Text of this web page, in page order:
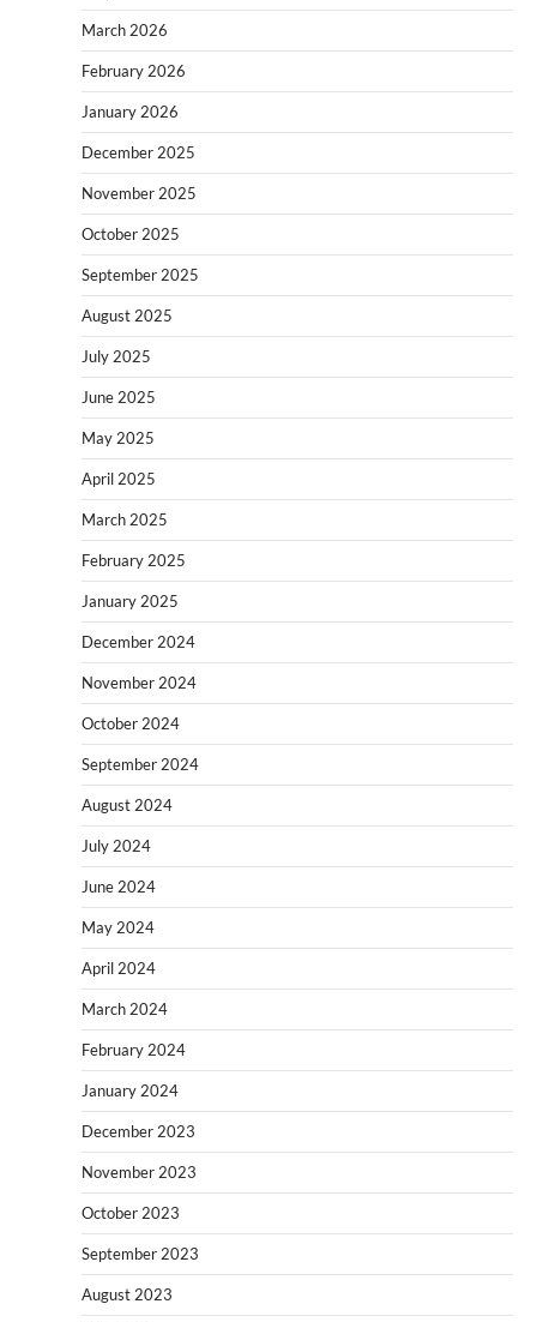
March 2026
February 2026
January 2026
December 2025
November 2025
October 2025
September 2025
August 2025
July 2025
June 2025
May 2025
April 2025
March 2025
February 2025
January 2025
December 2024
November 2024
October 2024
September 2024
August 2024
July 2024
June 2024
May 2024
April 2024
March 2024
February 2024
January 2024
December 2023
November 2023
October 2023
September 2023
August 2023